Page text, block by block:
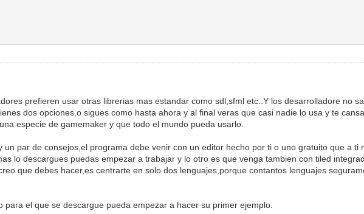
prefieren usar otras librerias mas estandar como sdl,sfml etc..Y los desarrolladore no
dos opciones,o sigues como hasta ahora y al final veras que casi nadie lo usa y te
especie de gamemaker y que todo el mundo pueda usarlo.
par de consejos,el programa debe venir con un editor hecho por ti o uno gratuito que a ti
lo descargues puedas empezar a trabajar y lo otro es que venga tambien con tiled
que debes hacer,es centrarte en solo dos lenguajes,porque contantos lenguajes
el que se descargue pueda empezar a hacer su primer ejemplo.